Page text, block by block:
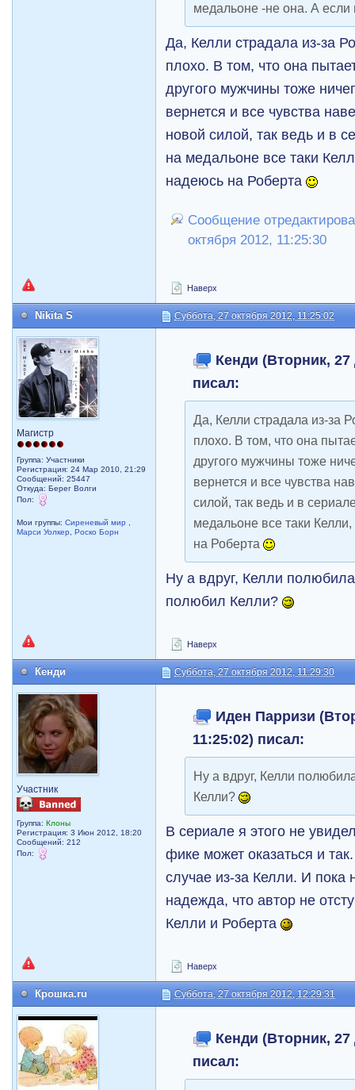
медальоне -не она. А если
Да, Келли страдала из-за
плохо. В том, что она
другого мужчины тоже
вернется и все чувства
новой силой, так ведь и в
на медальоне все таки
надеюсь на Роберта
Сообщение
октября 2012, 11:25:30
Наверх
Nikita S Суббота, 27 октября 2012, 11:25:02
Магистр
Группа: Участники
Регистрация: 24 Мар 2010, 21:29
Сообщений: 25447
Откуда: Берег Волги
Пол:
Мои группы:Сиреневый мир
Марси Уолкер
,Роско Борн
Кенди (Вторник, 27
писал:
Да, Келли страдала из-за
плохо. В том, что она
другого мужчины тоже
вернется и все чувства
силой, так ведь и в
медальоне все таки
на Роберта
Ну а вдруг, Келли
полюбил Келли?
Наверх
Кенди Суббота, 27 октября 2012, 11:29:30
Участник
Группа:Клоны
Регистрация: 3 Июн 2012, 18:20
Сообщений: 212
Пол:
Иден Парризи
11:25:02) писал:
Ну а вдруг, Келли
Келли?
В сериале я этого не
фике может оказаться и
случае из-за Келли. И пока
надежда, что автор не
Келли и Роберта
Наверх
Крошка.ru Суббота, 27 октября 2012, 12:29:31
Кенди (Вторник, 27
писал: